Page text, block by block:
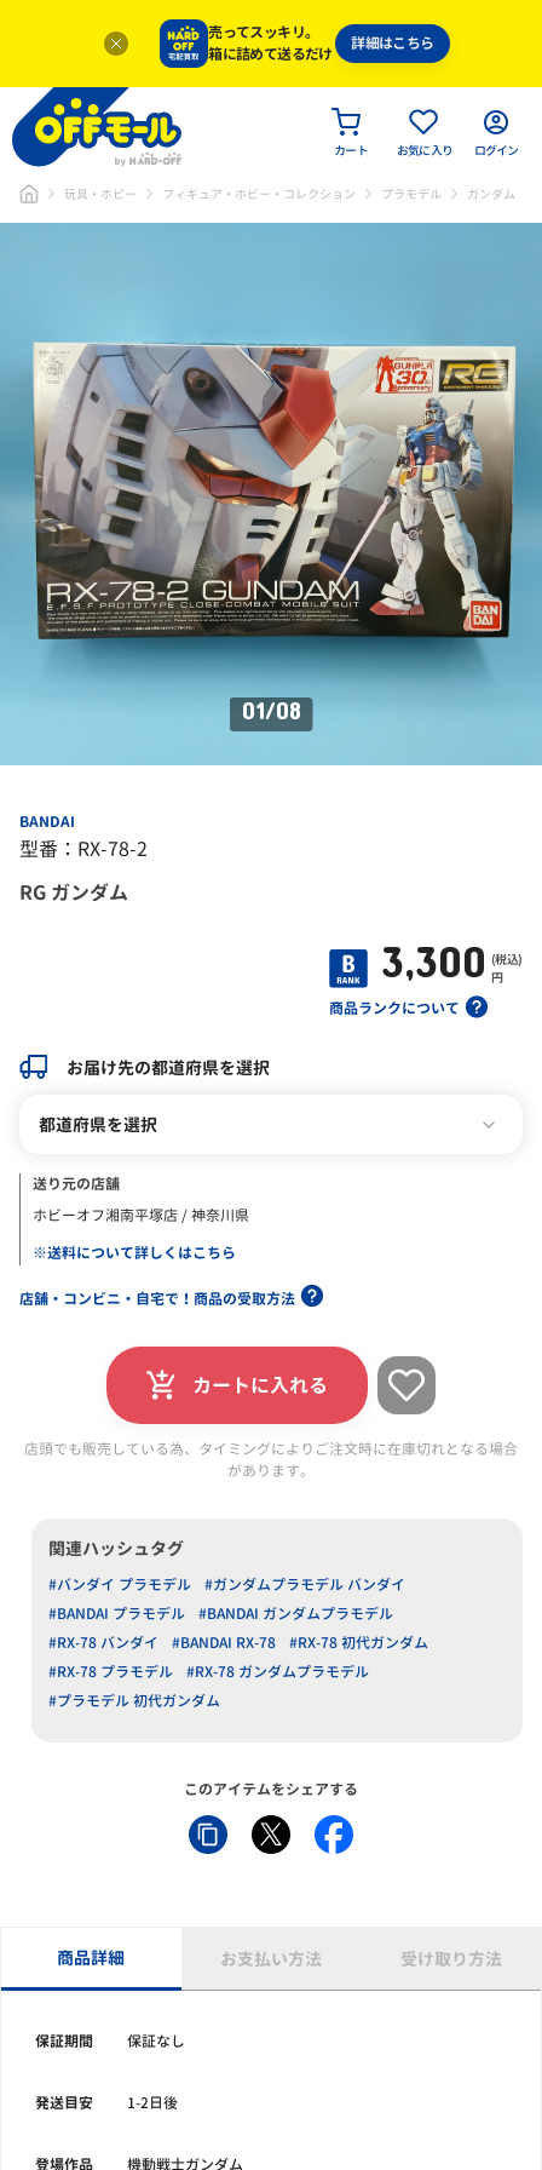
売ってスッキリ。
箱に詰めて送るだけ
詳細はこちら
カート お気に入り ログイン
玩具・ホビー フィギュア・ホビー・コレクション プラモデル ガンダム
01/08
BANDAI
型番：RX-78-2
RG ガンダム
商品ランクについて
3,300 (税込)
円
お届け先の都道府県を選択
都道府県を選択
送り元の店舗
ホビーオフ湘南平塚店 / 神奈川県
※送料について詳しくはこちら
店舗・コンビニ・自宅で！商品の受取方法
カートに入れる
店頭でも販売している為、タイミングによりご注文時に在庫切れとなる場合
があります。
関連ハッシュタグ
#バンダイ プラモデル
#ガンダムプラモデル バンダイ
#BANDAI プラモデル
#BANDAI ガンダムプラモデル
#RX-78 バンダイ
#BANDAI RX-78
#RX-78 初代ガンダム
#RX-78 プラモデル
#RX-78 ガンダムプラモデル
#プラモデル 初代ガンダム
このアイテムをシェアする
商品詳細 お支払い方法 受け取り方法
保証期間 保証なし
発送目安 1-2日後
登場作品 機動戦士ガンダム